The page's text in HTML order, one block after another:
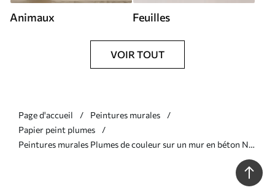
Animaux Feuilles
VOIR TOUT
Page d'accueil
Peintures murales
Papier peint plumes
Peintures murales Plumes de couleur sur un mur en béton Nr.